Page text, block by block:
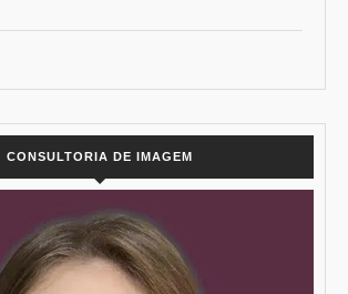
CONSULTORIA DE IMAGEM